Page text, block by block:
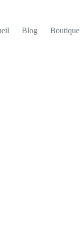
Blog Boutique